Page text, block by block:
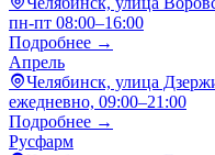
пн-пт 08:00–16:00
Подробнее →
Апрель
Челябинск, улица
ежедневно, 09:00–21:00
Подробнее →
Русфарм